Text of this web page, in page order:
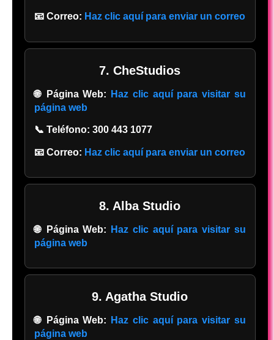
📧 Correo: Haz clic aquí para enviar un correo
7. CheStudios
🌐 Página Web:
Haz clic aquí para visitar su
página web
📞 Teléfono: 300 443 1077
📧 Correo: Haz clic aquí para enviar un correo
8. Alba Studio
🌐 Página Web:
Haz clic aquí para visitar su
página web
9. Agatha Studio
🌐 Página Web:
Haz clic aquí para visitar su
página web